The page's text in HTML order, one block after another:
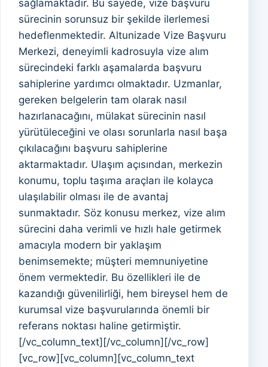
sağlamaktadır. Bu sayede, vize başvuru
sürecinin sorunsuz bir şekilde ilerlemesi
hedeflenmektedir. Altunizade Vize Başvuru
Merkezi, deneyimli kadrosuyla vize alım
sürecindeki farklı aşamalarda başvuru
sahiplerine yardımcı olmaktadır. Uzmanlar,
gereken belgelerin tam olarak nasıl
hazırlanacağını, mülakat sürecinin nasıl
yürütüleceğini ve olası sorunlarla nasıl başa
çıkılacağını başvuru sahiplerine
aktarmaktadır. Ulaşım açısından, merkezin
konumu, toplu taşıma araçları ile kolayca
ulaşılabilir olması ile de avantaj
sunmaktadır. Söz konusu merkez, vize alım
sürecini daha verimli ve hızlı hale getirmek
amacıyla modern bir yaklaşım
benimsemekte; müşteri memnuniyetine
önem vermektedir. Bu özellikleri ile de
kazandığı güvenilirliği, hem bireysel hem de
kurumsal vize başvurularında önemli bir
referans noktası haline getirmiştir.
[/vc_column_text][/vc_column][/vc_row]
[vc_row][vc_column][vc_column_text